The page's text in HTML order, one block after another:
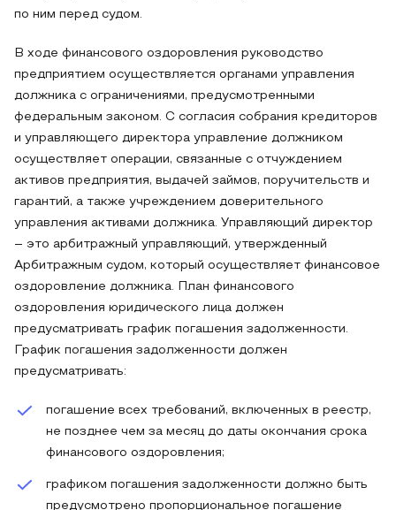
по ним перед судом.
В ходе финансового оздоровления руководство
предприятием осуществляется органами управления
должника с ограничениями, предусмотренными
федеральным законом. С согласия собрания кредиторов
и управляющего директора управление должником
осуществляет операции, связанные с отчуждением
активов предприятия, выдачей займов, поручительств и
гарантий, а также учреждением доверительного
управления активами должника. Управляющий директор
– это арбитражный управляющий, утвержденный
Арбитражным судом, который осуществляет финансовое
оздоровление должника. План финансового
оздоровления юридического лица должен
предусматривать график погашения задолженности.
График погашения задолженности должен
предусматривать:
погашение всех требований, включенных в реестр,
не позднее чем за месяц до даты окончания срока
финансового оздоровления;
графиком погашения задолженности должно быть
предусмотрено пропорциональное погашение